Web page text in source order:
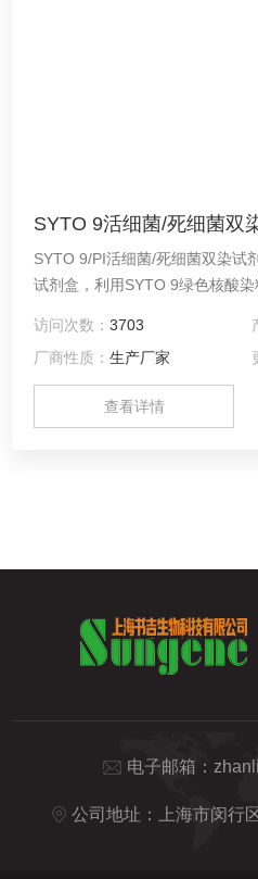
SYTO 9活细菌/死细菌双
SYTO 9/PI活细菌/死细菌双染试
试剂盒，利用SYTO 9绿色核酸染
括蜡样芽孢杆菌、枯草芽孢杆菌
肺炎克雷伯氏菌、草分枝杆菌、
aureus、奥拉尼堡沙门氏菌、宋
访问次数：3703
厂商性质：生产厂家
查看详情
电子邮箱：
公司地址：上海市闵行